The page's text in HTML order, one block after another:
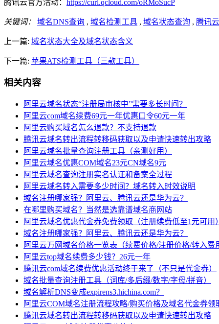
腾讯云官方活动： https://curl.qcloud.com/oRMoSucP
关键词： 域名DNS查询 , 域名检测工具 , 域名状态查询 , 腾讯
上一篇: 域名状态大全及域名状态含义
下一篇: 苹果ATS检测工具（三款工具）
相关内容
阿里云域名状态“注册局审核中”需要多长时间？
阿里云com域名续费69元一年优惠口令60元一年
阿里云购买域名怎么退款？不支持退款
腾讯云域名转出流程转移码获取以及申请快速转出攻略
阿里云域名批量查询注册工具（亲测好用）
阿里云域名优惠COM域名23元CN域名9元
阿里云域名查询注册实名认证和备案全过程
阿里云域名转入需要多少时间？域名转入时效说明
域名注册哪家强？阿里云、腾讯云还是华为云？
在哪里购买域名？当然是选靠谱域名商网站
阿里云域名优惠代金券免费领取（注册续费低至1元可用）
域名注册哪家强？阿里云、腾讯云还是华为云？
阿里云万网域名价格一览表（续费价格/注册价格/转入费
阿里云top域名续费多少钱？26元一年
腾讯云com域名续费优惠活动终于来了（不只是代金券）
域名批量查询注册工具（词库/多后缀/数字/字母/拼音）
域名解析DNS变成expirens3.hichina.com？
阿里云COM域名注册流程攻略/购买价格及域名代金券领
腾讯云域名转出流程转移码获取以及申请快速转出攻略